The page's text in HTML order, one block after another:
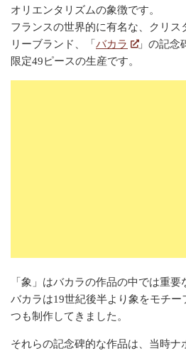
オリエンタリズムの象徴です。
フランスの世界的に有名な、クリス
リーブランド、「 バカラ
」の記念
限定49ピースの生産です。
「象」はバカラの作品の中では重要
バカラは19世紀後半より象をモチー
つも制作してきました。
それらの記念碑的な作品は、当時ナ